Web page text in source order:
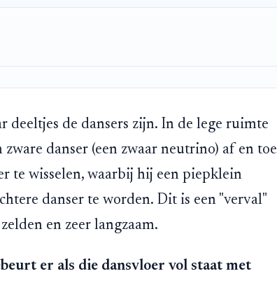
deeltjes de dansers zijn. In de lege ruimte
danser (een zwaar neutrino) af en toe
te wisselen, waarbij hij een piepklein
danser te worden. Dit is een "verval"
en zeer langzaam.
er als die dansvloer vol staat met